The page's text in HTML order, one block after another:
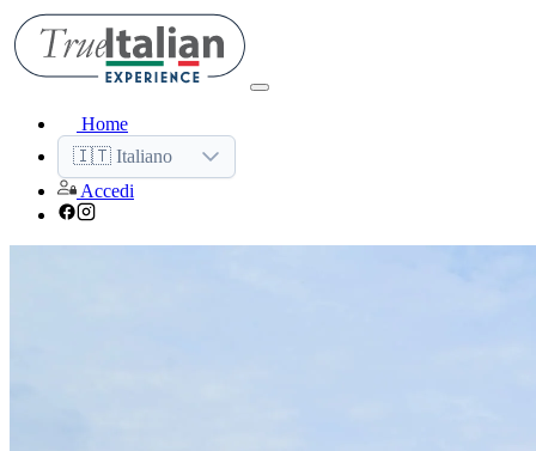
Home
🇮🇹 Italiano
Accedi